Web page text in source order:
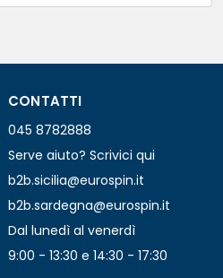
CONTATTI
045 8782888
Serve aiuto? Scrivici qui
b2b.sicilia@eurospin.it
b2b.sardegna@eurospin.it
Dal lunedì al venerdì
9:00 - 13:30 e 14:30 - 17:30